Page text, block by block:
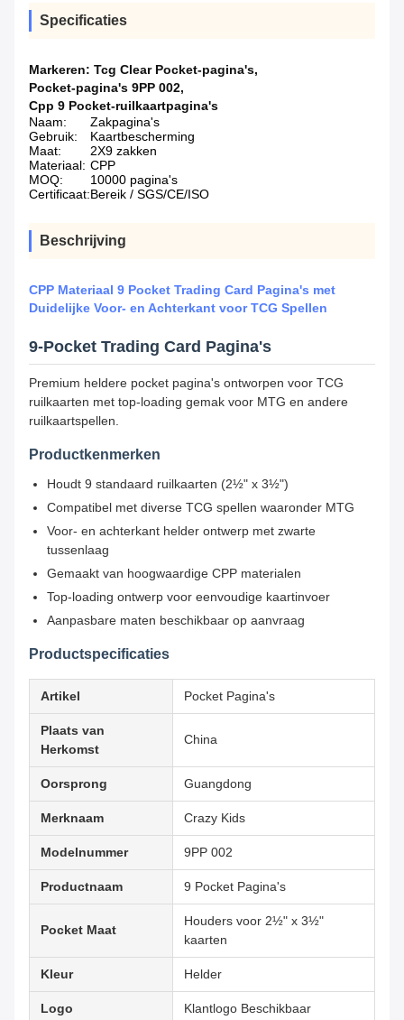
Specificaties
Markeren: Tcg Clear Pocket-pagina's,
Pocket-pagina's 9PP 002,
Cpp 9 Pocket-ruilkaartpagina's
Naam:
Zakpagina's
Gebruik:
Kaartbescherming
Maat:
2X9 zakken
Materiaal: CPP
MOQ:
10000 pagina's
Certificaat:Bereik / SGS/CE/ISO
Beschrijving
CPP Materiaal 9 Pocket Trading Card Pagina's met
Duidelijke Voor- en Achterkant voor TCG Spellen
9-Pocket Trading Card Pagina's
Premium heldere pocket pagina's ontworpen voor TCG
ruilkaarten met top-loading gemak voor MTG en andere
ruilkaartspellen.
Productkenmerken
Houdt 9 standaard ruilkaarten (2½" x 3½")
Compatibel met diverse TCG spellen waaronder MTG
Voor- en achterkant helder ontwerp met zwarte
tussenlaag
Gemaakt van hoogwaardige CPP materialen
Top-loading ontwerp voor eenvoudige kaartinvoer
Aanpasbare maten beschikbaar op aanvraag
Productspecificaties
Artikel Pocket Pagina's
Plaats van
Herkomst
China
Oorsprong Guangdong
Merknaam Crazy Kids
Modelnummer 9PP 002
Productnaam 9 Pocket Pagina's
Pocket Maat
Houders voor 2½" x 3½"
kaarten
Kleur Helder
Logo Klantlogo Beschikbaar